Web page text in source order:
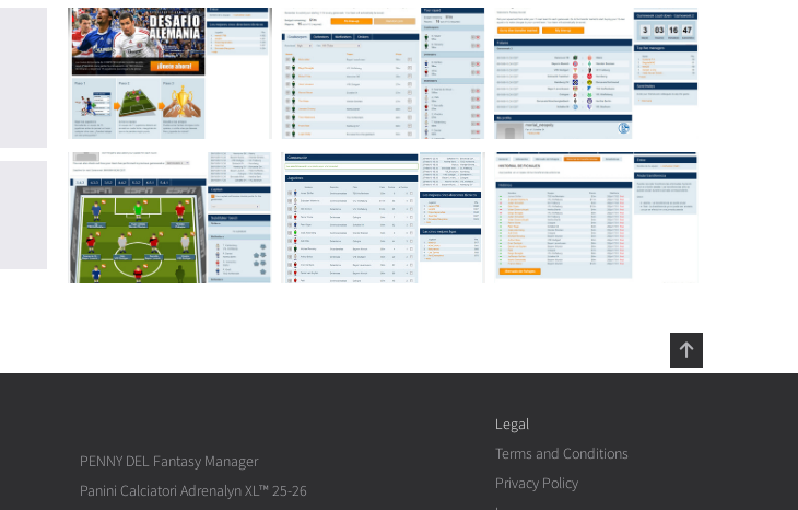
PENNY DEL Fantasy Manager
Panini Calciatori Adrenalyn XL™ 25-26
Legal
Terms and Conditions
Privacy Policy